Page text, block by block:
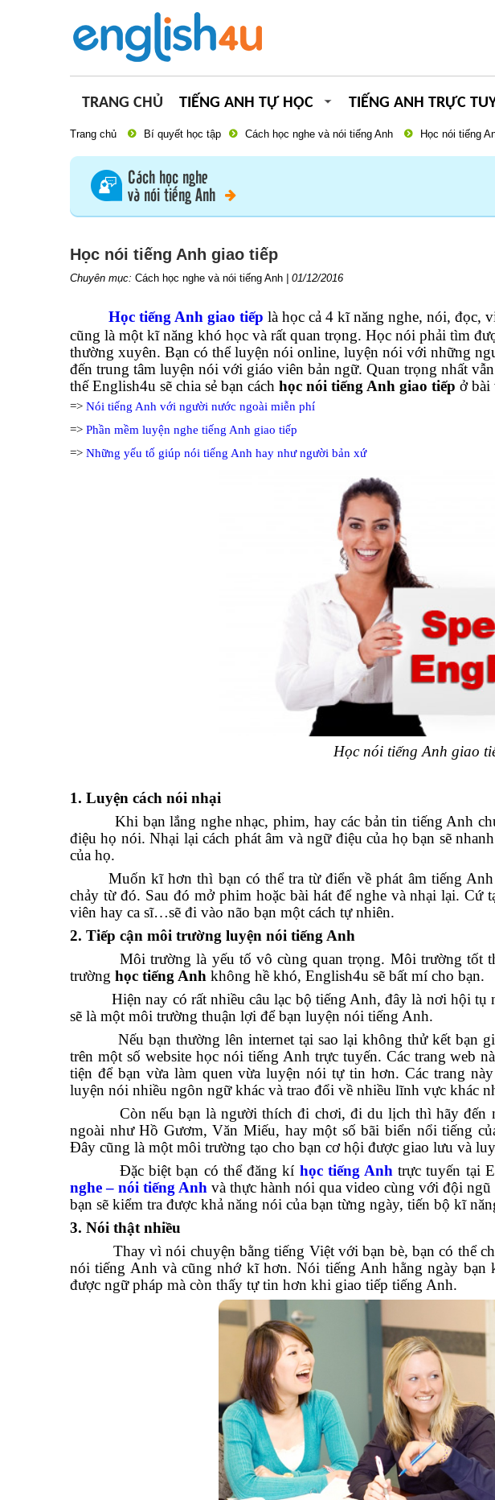
TRANG CHỦ TIẾNG ANH TỰ HỌC TIẾNG ANH TRỰC
Trang chủ Bí quyết học tập Cách học nghe và nói tiếng Anh Học nói tiếng
Cách học nghe
và nói tiếng Anh
Học nói tiếng Anh giao tiếp
Chuyên mục: Cách học nghe và nói tiếng Anh 01/12/2016
Học tiếng Anh giao tiếp là học cả 4 kĩ năng nghe, nói, đọc,
cũng là một kĩ năng khó học và rất quan trọng. Học nói phải tìm
thường xuyên. Bạn có thể luyện nói online, luyện nói với những
đến trung tâm luyện nói với giáo viên bản ngữ. Quan trọng nhất
thế English4u sẽ chia sẻ bạn cách học nói tiếng Anh giao tiếp ở bài
=> Nói tiếng Anh với người nước ngoài miễn phí
=> Phần mềm luyện nghe tiếng Anh giao tiếp
=> Những yếu tố giúp nói tiếng Anh hay như người bản xứ
Học nói tiếng Anh giao
1. Luyện cách nói nhại
Khi bạn lắng nghe nhạc, phim, hay các bản tin tiếng Anh
điệu họ nói. Nhại lại cách phát âm và ngữ điệu của họ bạn sẽ
của họ.
Muốn kĩ hơn thì bạn có thể tra từ điển về phát âm tiếng
chảy từ đó. Sau đó mở phim hoặc bài hát để nghe và nhại lại. Cứ
viên hay ca sĩ…sẽ đi vào não bạn một cách tự nhiên.
2. Tiếp cận môi trường luyện nói tiếng Anh
Môi trường là yếu tố vô cùng quan trọng. Môi trường tốt
trường học tiếng Anh không hề khó, English4u sẽ bất mí cho bạn.
Hiện nay có rất nhiều câu lạc bộ tiếng Anh, đây là nơi hội tụ
sẽ là một môi trường thuận lợi để bạn luyện nói tiếng Anh.
Nếu bạn thường lên internet tại sao lại không thử kết bạn
trên một số website học nói tiếng Anh trực tuyến. Các trang web
tiện để bạn vừa làm quen vừa luyện nói tự tin hơn. Các trang
luyện nói nhiều ngôn ngữ khác và trao đổi về nhiều lĩnh vực khác
Còn nếu bạn là người thích đi chơi, đi du lịch thì hãy đến
ngoài như Hồ Gươm, Văn Miếu, hay một số bãi biển nổi tiếng
Đây cũng là một môi trường tạo cho bạn cơ hội được giao lưu và
Đặc biệt bạn có thể đăng kí học tiếng Anh trực tuyến tại
nghe – nói tiếng Anh và thực hành nói qua video cùng với đội
bạn sẽ kiểm tra được khả năng nói của bạn từng ngày, tiến bộ kĩ
3. Nói thật nhiều
Thay vì nói chuyện bằng tiếng Việt với bạn bè, bạn có thể
nói tiếng Anh và cũng nhớ kĩ hơn. Nói tiếng Anh hằng ngày bạn
được ngữ pháp mà còn thấy tự tin hơn khi giao tiếp tiếng Anh.